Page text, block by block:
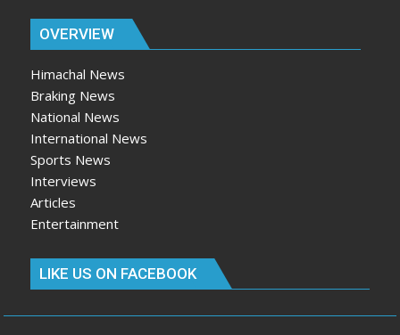
OVERVIEW
Himachal News
Braking News
National News
International News
Sports News
Interviews
Articles
Entertainment
LIKE US ON FACEBOOK